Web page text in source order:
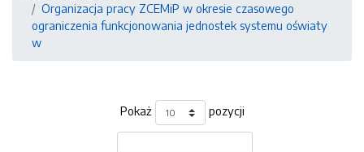
Organizacja pracy ZCEMiP w okresie czasowego
ograniczenia funkcjonowania jednostek systemu oświaty
w
Pokaż pozycji